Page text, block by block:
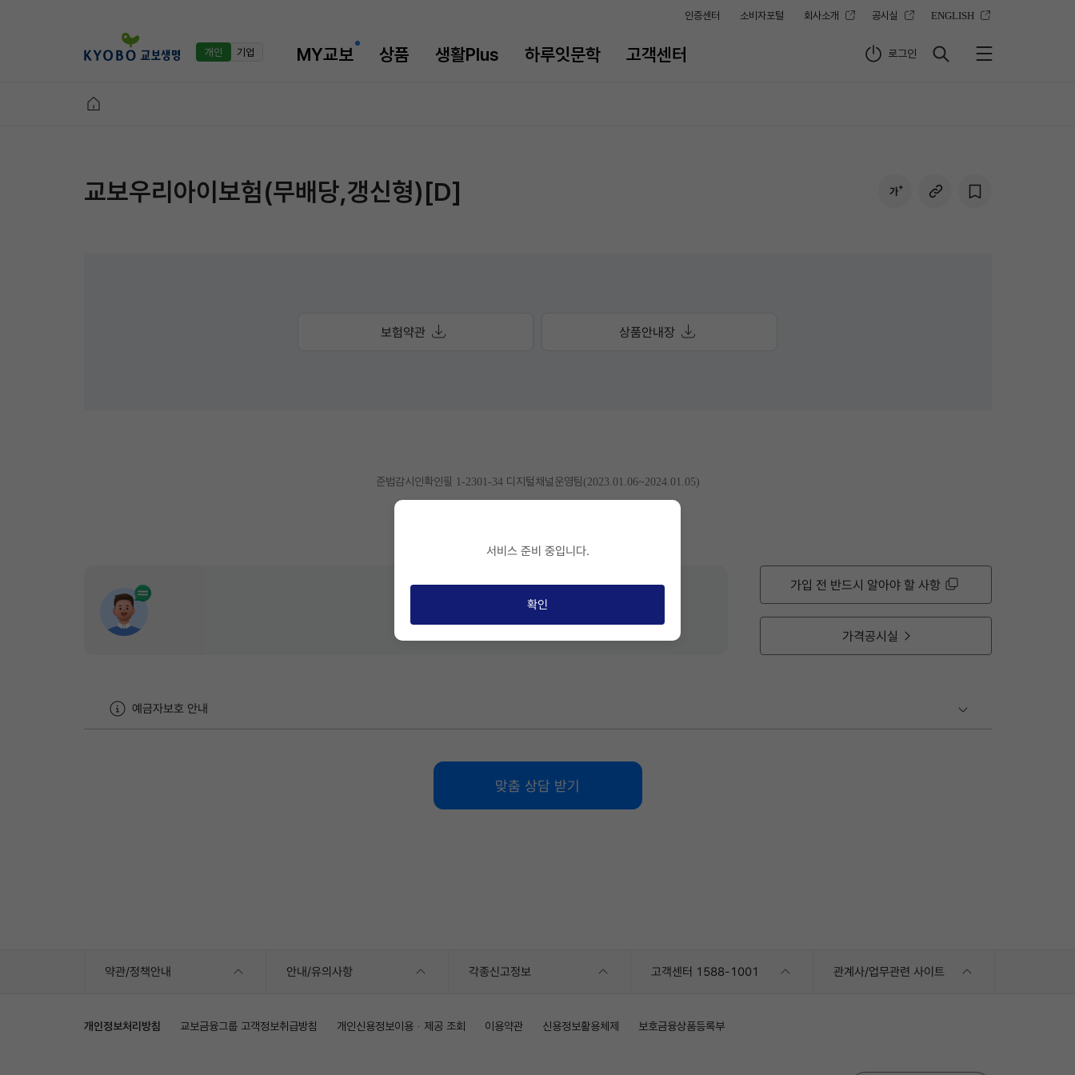
인증센터 소비자포털 회사소개 공시실 ENGLISH
개인 기업 MY교보 상품 생활Plus 하루잇문학 고객센터 로그인
교보우리아이보험(무배당,갱신형)[D]
보험약관 상품안내장
준법감시인확인필 1-2301-34 디지털채널운영팀(2023.01.06~2024.01.05)
가입 전 반드시 알아야 할 사항
가격공시실
예금자보호 안내
맞춤 상담 받기
약관/정책안내 안내/유의사항 각종신고정보 고객센터 1588-1001 관계사/업무관련 사이트
개인정보처리방침 교보금융그룹 고객정보취급방침 개인신용정보이용 · 제공 조회 이용약관 신용정보활용체제 보호금융상품등록부
서비스 준비 중입니다.
확인